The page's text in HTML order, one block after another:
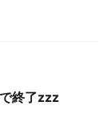
終了zzz